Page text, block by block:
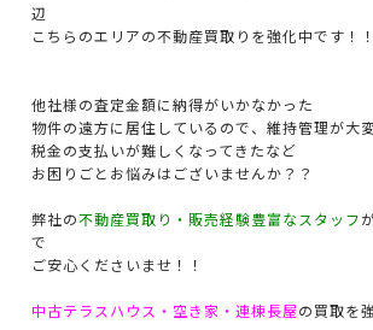
辺
こちらのエリアの不動産買取りを強化中です！！
他社様の査定金額に納得がいかなかった
物件の遠方に居住しているので、維持管理が大
税金の支払いが難しくなってきたなど
お困りごとお悩みはございませんか？？
弊社の不動産買取り・販売経験豊富なスタッフ
で
ご安心くださいませ！！
中古テラスハウス・空き家・連棟長屋の買取を